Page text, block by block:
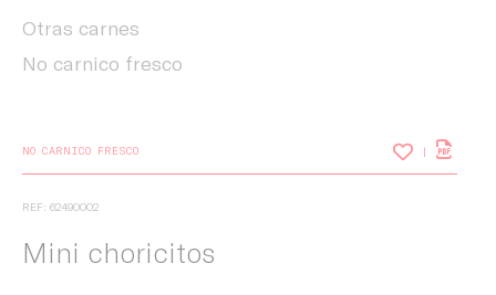
Otras carnes
No carnico fresco
NO CARNICO FRESCO
REF: 62490002
Mini choricitos